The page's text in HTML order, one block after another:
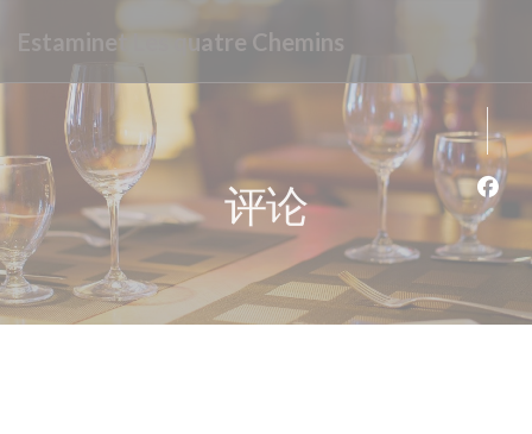
Estaminet Les quatre Chemins
评论